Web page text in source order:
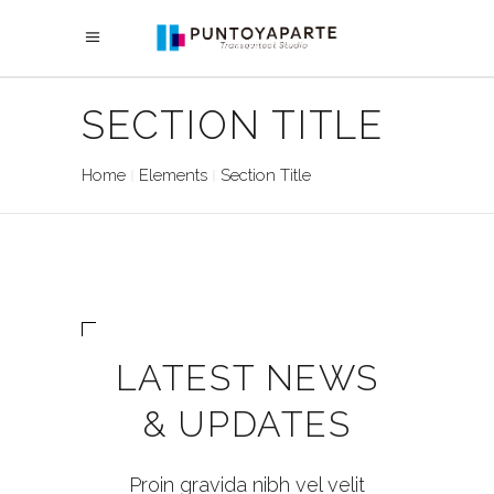
SECTION TITLE
Home Elements Section Title
LATEST NEWS
& UPDATES
Proin gravida nibh vel velit